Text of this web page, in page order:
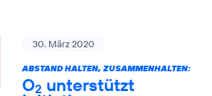
30. März 2020
ABSTAND HALTEN, ZUSAMMENHALTEN:
O2 unterstützt